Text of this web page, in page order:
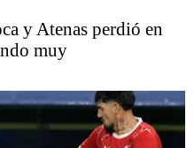
y Atenas perdió en
muy